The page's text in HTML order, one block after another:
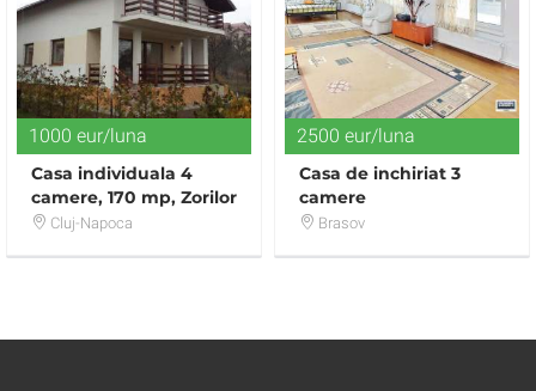
1000 eur/luna
Casa individuala 4
camere, 170 mp, Zorilor
Cluj-Napoca
2500 eur/luna
Casa de inchiriat 3
camere
Brasov